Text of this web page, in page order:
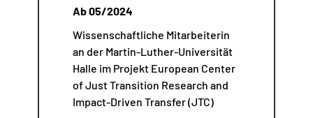
Ab 05/2024
Wissenschaftliche Mitarbeiterin
an der Martin-Luther-Universität
Halle im Projekt European Center
of Just Transition Research and
Impact-Driven Transfer (JTC)